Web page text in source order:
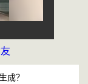
成？